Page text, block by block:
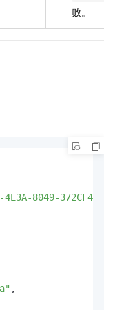
败。
4E3A-8049-
,